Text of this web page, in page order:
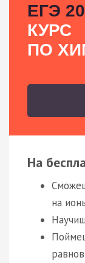
ЕГЭ
КУРС
ПО
На
на